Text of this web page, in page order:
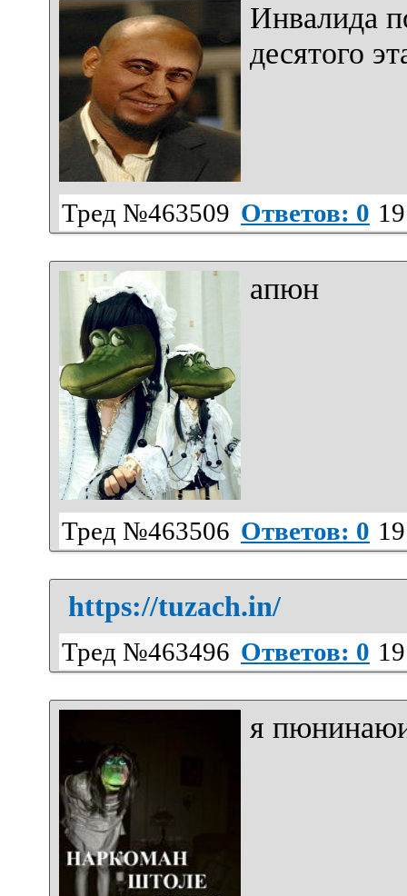
Инвалида
десятого
Тред №463509 Ответов: 0
апюн
Тред №463506 Ответов: 0
https://tuzach.in/
Тред №463496 Ответов: 0
я